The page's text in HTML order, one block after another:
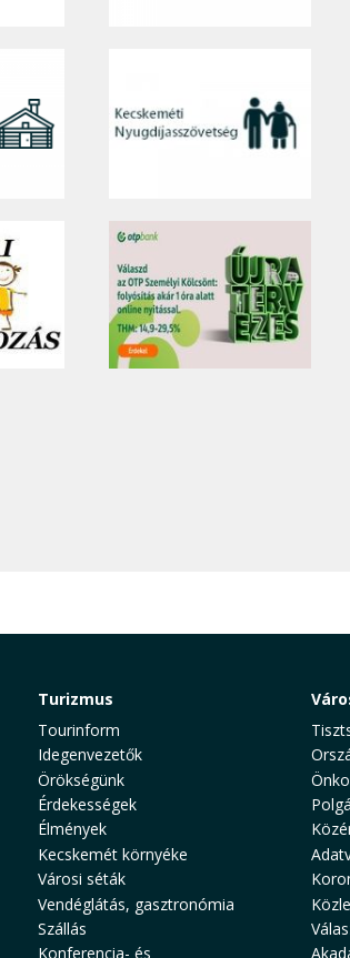
Turizmus
Tourinform
Idegenvezetők
Örökségünk
Érdekességek
Élmények
Kecskemét környéke
Városi séták
Vendéglátás, gasztronómia
Szállás
Konferencia- és